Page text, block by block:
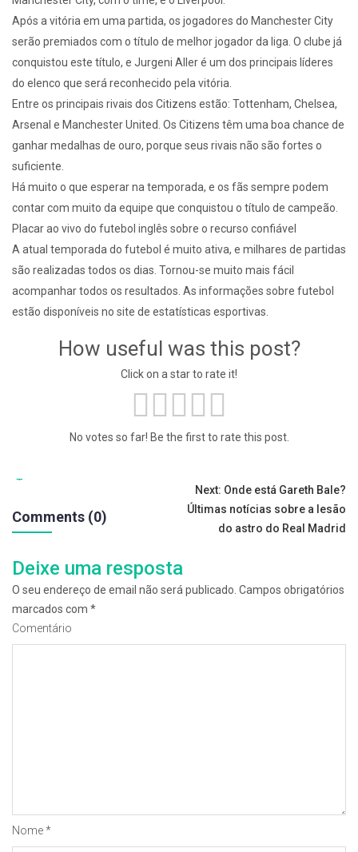
Após a vitória em uma partida, os jogadores do Manchester City
serão premiados com o título de melhor jogador da liga. O clube já
conquistou este título, e Jurgeni Aller é um dos principais líderes
do elenco que será reconhecido pela vitória.
Entre os principais rivais dos Citizens estão: Tottenham, Chelsea,
Arsenal e Manchester United. Os Citizens têm uma boa chance de
ganhar medalhas de ouro, porque seus rivais não são fortes o
suficiente.
Há muito o que esperar na temporada, e os fãs sempre podem
contar com muito da equipe que conquistou o título de campeão.
Placar ao vivo do futebol inglês sobre o recurso confiável
A atual temporada do futebol é muito ativa, e milhares de partidas
são realizadas todos os dias. Tornou-se muito mais fácil
acompanhar todos os resultados. As informações sobre futebol
estão disponíveis no site de estatísticas esportivas.
How useful was this post?
Click on a star to rate it!
No votes so far! Be the first to rate this post.
Tags:
de
artigos
Next: Onde está Gareth Bale?
Últimas notícias sobre a lesão
do astro do Real Madrid
Comments (0)
Deixe uma resposta
O seu endereço de email não será publicado. Campos obrigatórios
marcados com *
Comentário
Nome*